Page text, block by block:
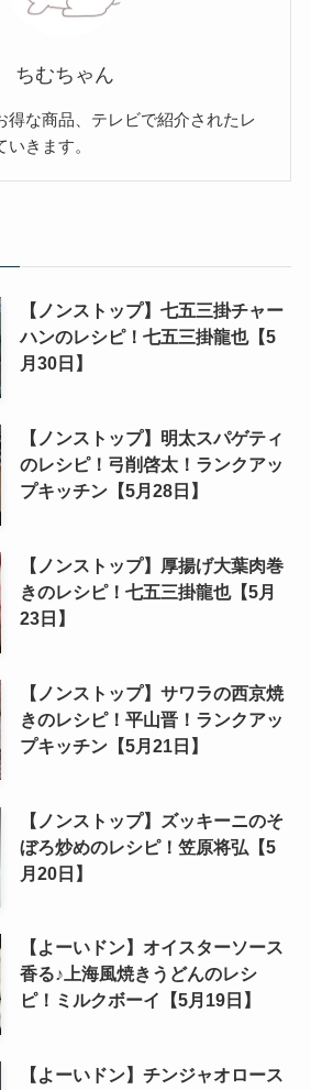
ちむちゃん
得な商品、テレビで紹介されたレ
きます。
【ノンストップ】七五三掛チャー
ハンのレシピ！七五三掛龍也【5
月30日】
【ノンストップ】明太スパゲティ
のレシピ！弓削啓太！ランクアッ
プキッチン【5月28日】
【ノンストップ】厚揚げ大葉肉巻
きのレシピ！七五三掛龍也【5月
23日】
【ノンストップ】サワラの西京焼
きのレシピ！平山晋！ランクアッ
プキッチン【5月21日】
【ノンストップ】ズッキーニのそ
ぼろ炒めのレシピ！笠原将弘【5
月20日】
【よーいドン】オイスターソース
香る♪上海風焼きうどんのレシ
ピ！ミルクボーイ【5月19日】
【よーいドン】チンジャオロース